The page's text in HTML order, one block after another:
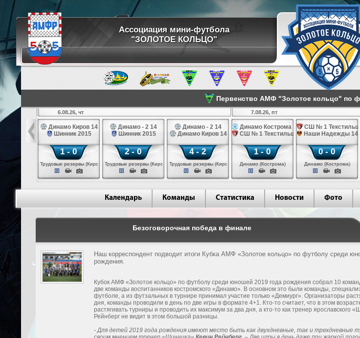
Ассоциация мини-футбола
"ЗОЛОТОЕ КОЛЬЦО"
Первенство АМФ "Золотое кольцо" по
белые 14
6.08.26, чт
Динамо Киров 14
Шинник 2015
1 - 0
Трудовые резервы (Киров)
Динамо - 2 14
Шинник 2015
2 - 0
Трудовые резервы (Киров)
Динамо - 2 14
Динамо Киров 14
4 - 2
Трудовые резервы (Киров)
7.08.26, пт
Динамо Кострома 14
СШ № 1 Текстильщик 14
1 - 0
Динамо (Кострома)
СШ № 1
Наши Надежды 14
0 - 0
Динамо (Кострома)
Календарь Команды Статистика Новости Фото
Безоговорочная победа в финале
Наш корреспондент подводит итоги Кубка АМФ «Золотое кольцо» по футболу среди
рождения.
Кубок АМФ «Золотое кольцо» по футболу среди юношей 2019 года рождения собрал 10
две команды воспитанников костромского «Динамо». В основном это были команды,
футболе, а из футзальных в турнире принимал участие только «Демиург». Организаторы
дня, команды проводили в день по две игры в формате 4+1. Кто-то считает, что в этом
растягивать турниры и проводить их максимум за два дня, а кто-то как тренер ярославского
Рейнберг не видит в этом большой разницы.
- Для детей 2019 года рождения имеют место быть как двухдневные, так и трехдневные